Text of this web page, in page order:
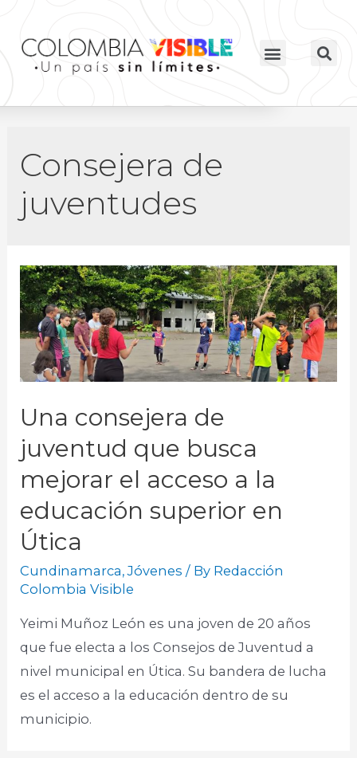
Consejera de
juventudes
Una consejera de
juventud que busca
mejorar el acceso a la
educación superior en
Útica
Cundinamarca,Jóvenes / By Redacción
Colombia Visible
Yeimi Muñoz León es una joven de 20 años
que fue electa a los Consejos de Juventud a
nivel municipal en Útica. Su bandera de lucha
es el acceso a la educación dentro de su
municipio.